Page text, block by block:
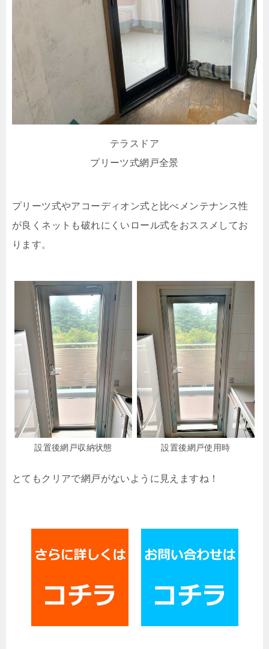
テラスドア
プリーツ式網戸全景
プリーツ式やアコーディオン式と比べメンテナンス性
が良くネットも破れにくいロール式をおススメしてお
ります。
設置後網戸収納状態 設置後網戸使用時
とてもクリアで網戸がないように見えますね！